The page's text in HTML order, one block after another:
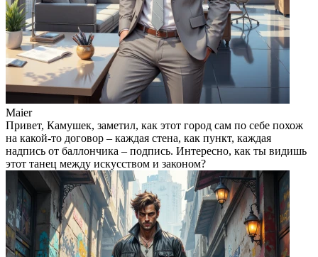
Maier
Привет, Камушек, заметил, как этот город сам по себе похож
на какой-то договор – каждая стена, как пункт, каждая
надпись от баллончика – подпись. Интересно, как ты видишь
этот танец между искусством и законом?